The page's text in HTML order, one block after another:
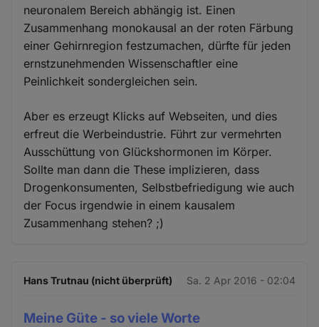
neuronalem Bereich abhängig ist. Einen
Zusammenhang monokausal an der roten Färbung
einer Gehirnregion festzumachen, dürfte für jeden
ernstzunehmenden Wissenschaftler eine
Peinlichkeit sondergleichen sein.
Aber es erzeugt Klicks auf Webseiten, und dies
erfreut die Werbeindustrie. Führt zur vermehrten
Ausschüttung von Glückshormonen im Körper.
Sollte man dann die These implizieren, dass
Drogenkonsumenten, Selbstbefriedigung wie auch
der Focus irgendwie in einem kausalem
Zusammenhang stehen? ;)
Hans Trutnau (nicht überprüft) Sa. 2 Apr 2016 - 02:04
Meine Güte - so viele Worte